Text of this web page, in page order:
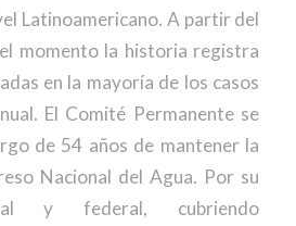
Latinoamericano. A partir del
momento la historia registra
en la mayoría de los casos
El Comité Permanente se
de 54 años de mantener la
Nacional del Agua. Por su
y federal, cubriendo